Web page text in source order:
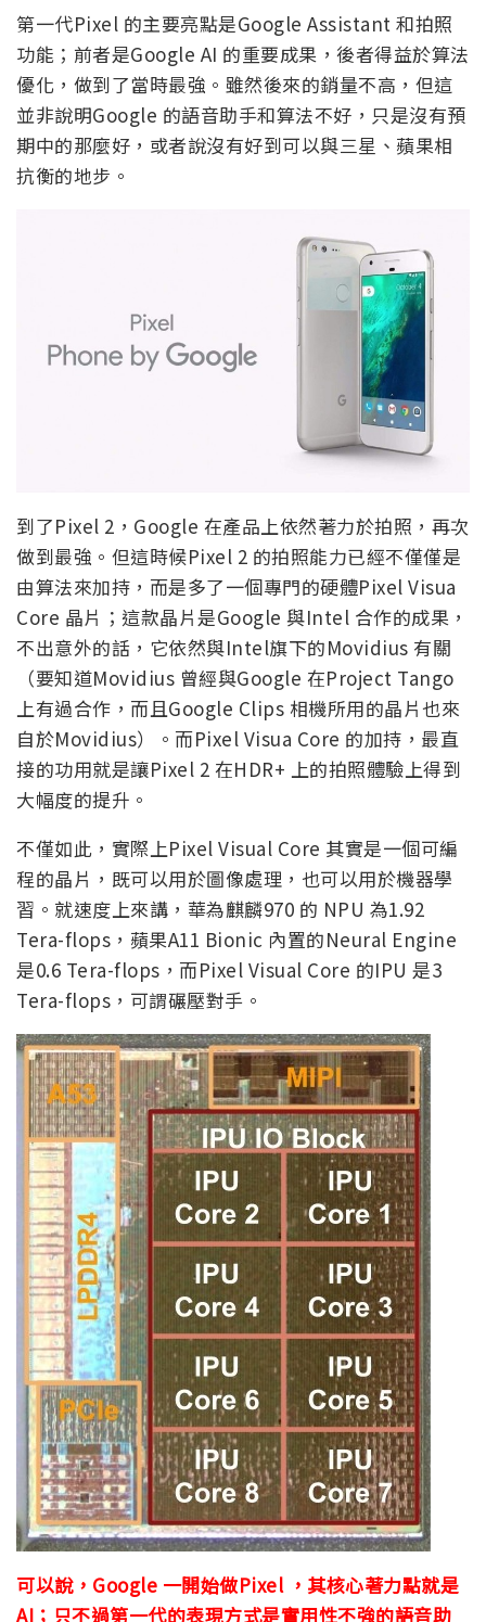
第一代Pixel 的主要亮點是Google Assistant 和拍照
功能；前者是Google AI 的重要成果，後者得益於算法
優化，做到了當時最強。雖然後來的銷量不高，但這
並非說明Google 的語音助手和算法不好，只是沒有預
期中的那麼好，或者說沒有好到可以與三星、蘋果相
抗衡的地步。
到了Pixel 2，Google 在產品上依然著力於拍照，再次
做到最強。但這時候Pixel 2 的拍照能力已經不僅僅是
由算法來加持，而是多了一個專門的硬體Pixel Visua
Core 晶片；這款晶片是Google 與Intel 合作的成果，
不出意外的話，它依然與Intel旗下的Movidius 有關
（要知道Movidius 曾經與Google 在Project Tango
上有過合作，而且Google Clips 相機所用的晶片也來
自於Movidius）。而Pixel Visua Core 的加持，最直
接的功用就是讓Pixel 2 在HDR+ 上的拍照體驗上得到
大幅度的提升。
不僅如此，實際上Pixel Visual Core 其實是一個可編
程的晶片，既可以用於圖像處理，也可以用於機器學
習。就速度上來講，華為麒麟970 的 NPU 為1.92
Tera-flops，蘋果A11 Bionic 內置的Neural Engine
是0.6 Tera-flops，而Pixel Visual Core 的IPU 是3
Tera-flops，可謂碾壓對手。
可以說，Google 一開始做Pixel ，其核心著力點就是
AI；只不過第一代的表現方式是實用性不強的語音助